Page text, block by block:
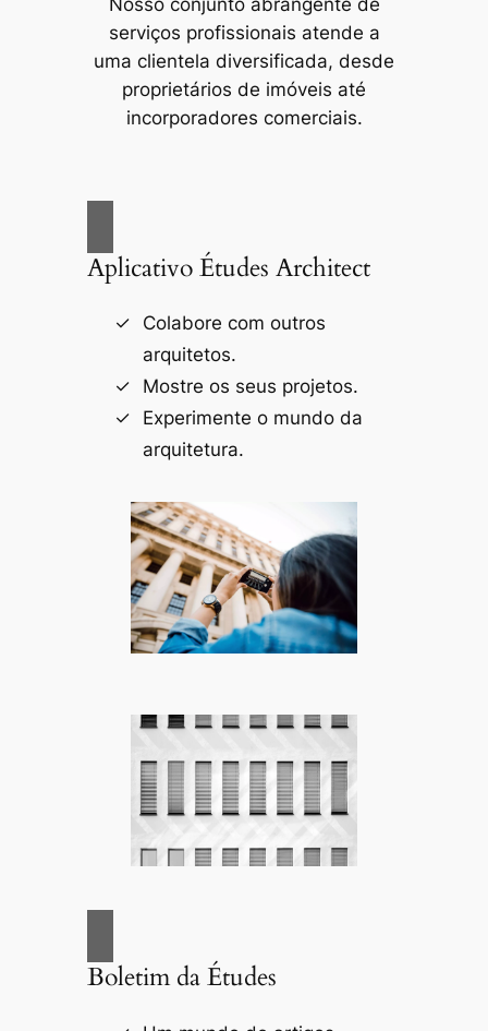
Nosso conjunto abrangente de
serviços profissionais atende a
uma clientela diversificada, desde
proprietários de imóveis até
incorporadores comerciais.
Aplicativo Études Architect
Colabore com outros
arquitetos.
Mostre os seus projetos.
Experimente o mundo da
arquitetura.
Boletim da Études